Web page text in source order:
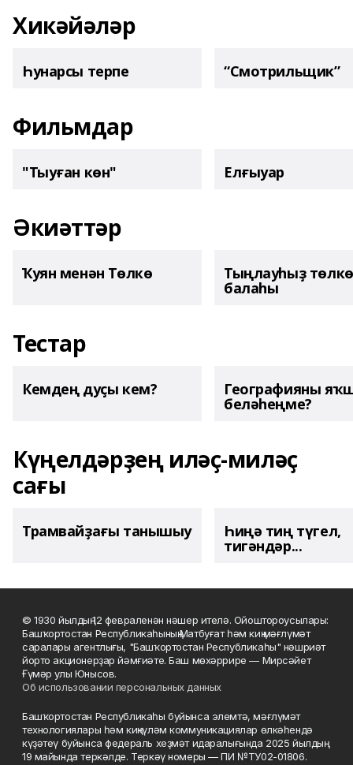
Хикәйәләр
Һунарсы терпе “Смотрильщик”
Фильмдар
"Тыуған көн" Елғыуар
Әкиәттәр
Ҡуян менән Төлкө Тыңлауһыҙ төлкө
балаһы
Тестар
Кемдең дуҫы кем? Географияны
беләһеңме?
Күңелдәрҙең иләҫ-миләҫ
сағы
Трамвайҙағы танышыу Һиңә тиң түгел,
тигәндәр...
© 1930 йылдың 12 февраленән нәшер ителә. Ойоштороусылары:
Башҡортостан Республикаһының Матбуғат һәм киң мәғлүмәт
саралары агентлығы, "Башҡортостан Республикаһы" нәшриәт
йорто акционерҙар йәмғиәте. Баш мөхәррире — Мирсәйет
Ғүмәр улы Юнысов.
Об использовании персональных данных
Башҡортостан Республикаһы буйынса элемтә, мәғлүмәт
технологиялары һәм киңкүләм коммуникациялар өлкәһендә
күҙәтеү буйынса федераль хеҙмәт идаралығында 2025 йылдың
19 майында теркәлде. Теркәү номеры — ПИ №ТУ02-01806.